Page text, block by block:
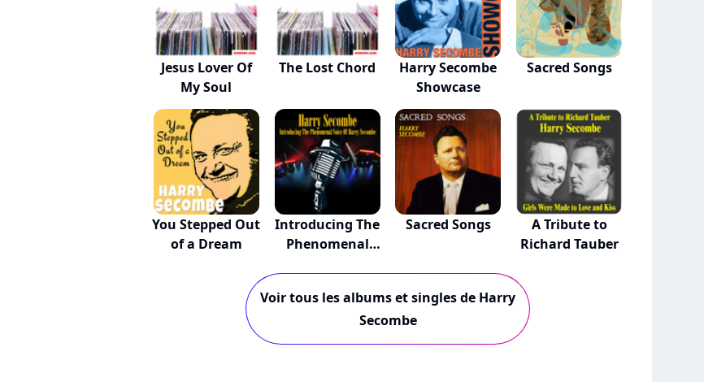
Jesus Lover Of
My Soul
The Lost Chord
Harry Secombe
Showcase
Sacred Songs
You Stepped Out
of a Dream
Introducing The
Phenomenal
Sacred Songs
A Tribute to
Richard Tauber
Voir tous les albums et singles de Harry
Secombe